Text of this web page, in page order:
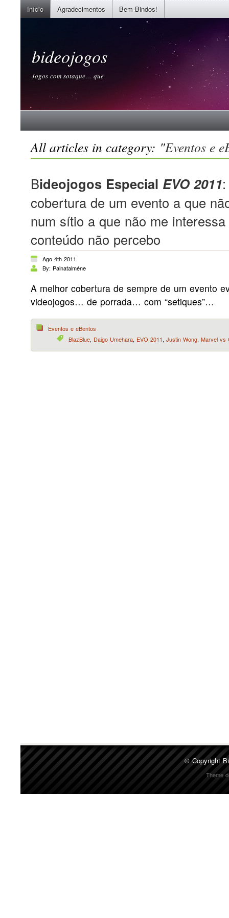
Início Agradecimentos Bem-Bindos!
bideojogos
Jogos com sotaque… que
All articles in category: "Eventos e
Bideojogos Especial EVO 2011
cobertura de um evento a que
num sítio a que não me
conteúdo não percebo
Ago 4th 2011
By: Painatalméne
A melhor cobertura de sempre de um evento
videojogos… de porrada… com “setiques”…
Eventos e eBentos
BlazBlue, Daigo Umehara, EVO 2011, Justin Wong, Marvel vs
© Copyright
Theme